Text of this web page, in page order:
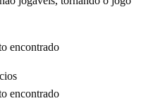
encontrado
encontrado